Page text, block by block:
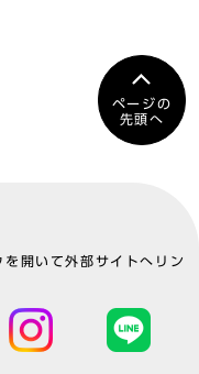
ページの
先頭へ
開いて外部サイトへリン